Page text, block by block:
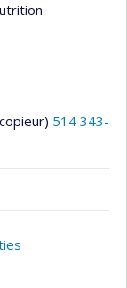
514 343-